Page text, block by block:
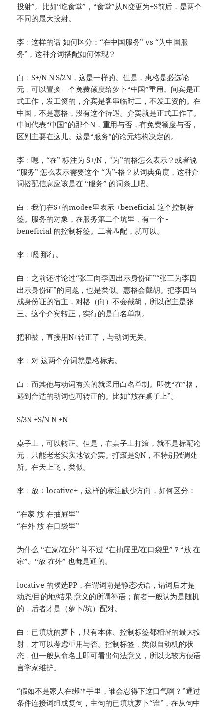
投射”。比如“吃食堂”，“食堂”从N变更为+S前后，是两个
不同的最大投射。
李：这样的话 如何区分：“在中国服务” vs “为中国服
务”，这种介词搭配如何体现？
白：S+/N N S/2N，这是一样的。但是，惠格是必选论
元，可以置换一个免费额度给萝卜“中国”重用。间宾是正
式工作，发工资的，介宾是客串临时工，不发工资的。在
中国，不是惠格，没有这个待遇。介宾就是正式工作了。
中间代表“中国”的那个N，重用与否，有免费额度与否，
区别主要在这儿。这是“服务”的论元结构决定的。
李：嗯，“在” 标注为 S+/N，“为”的格怎么表示？或者说
“服务” 怎么表示需要这个 “为”-格？从词典角度，这种介
词搭配信息应该是在 “服务” 的词条上吧。
白：我们在S+的modee里表示 +beneficial 这个控制标
签。服务的对象，在服务第二个坑里，有一个 -
beneficial 的控制标签。二者匹配，就可以。
李：嗯 那行。
白：之前还讨论过“张三向李四出示身份证”“张三为李四
出示身份证”的问题，也是类似。惠格会截胡。把李四当
成身份证的宿主，对格（向）不会截胡，所以宿主是张
三。这个介宾转正，实行的是白名单制。
把和被，直接用N+转正了，与动词无关。
李：对 这两个介词就是格标志。
白：而其他与动词有关的就采用白名单制。即使“在”格，
遇到合适的动词也可转正的。比如“放在桌子上”。
S/3N +S/N N +N
桌子上，可以转正。但是，在桌子上打滚，就不是标配论
元，只能老老实实地做介宾。打滚是S/N，不特别强调处
所。在天上飞，类似。
李：放：locative+，这样的标注缺少方向，如何区分：
“在家 放 在抽屉里”
“在外 放 在口袋里”
为什么 “在家/在外” 斗不过 “在抽屉里/在口袋里”？“放 在
家”、“放 在外” 也都是通的。
locative 的候选PP，在谓词前是静态状语，谓词后才是
动态/目的地/结果 意义的所谓补语；前者一般认为是随机
的，后者才是（萝卜/坑）配对。
白：已填坑的萝卜，只有本体、控制标签都相谐的最大投
射，才可以考虑重用与否。控制标签，类似自动机的状
态，但一般从命名上即可看出句法意义，所以比较方便语
言学家维护。
“假如不是家人在绑匪手里，谁会忍得下这口气啊？”通过
条件连接词组成复句，主句的已填坑萝卜“谁”，在从句中